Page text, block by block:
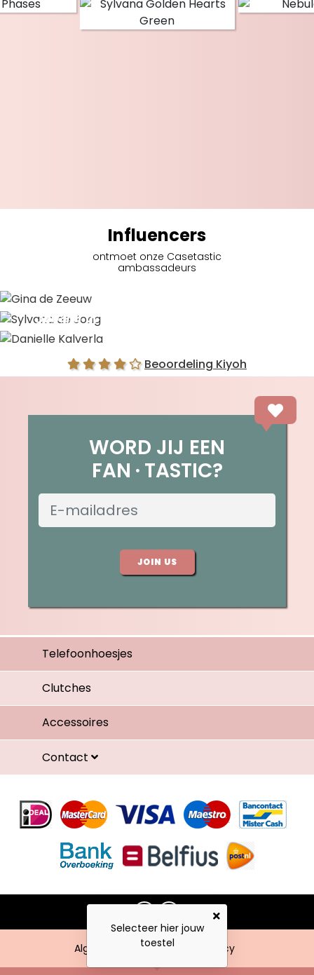
Influencers
ontmoet onze Casetastic
ambassadeurs
Sylvana de Jong
Beoordeling Kiyoh
WORD JIJ EEN
FAN TASTIC?
JOIN US
Telefoonhoesjes
Clutches
Accessoires
Contact
Algemene voorwaarden Privacy
Selecteer hier jouw
toestel